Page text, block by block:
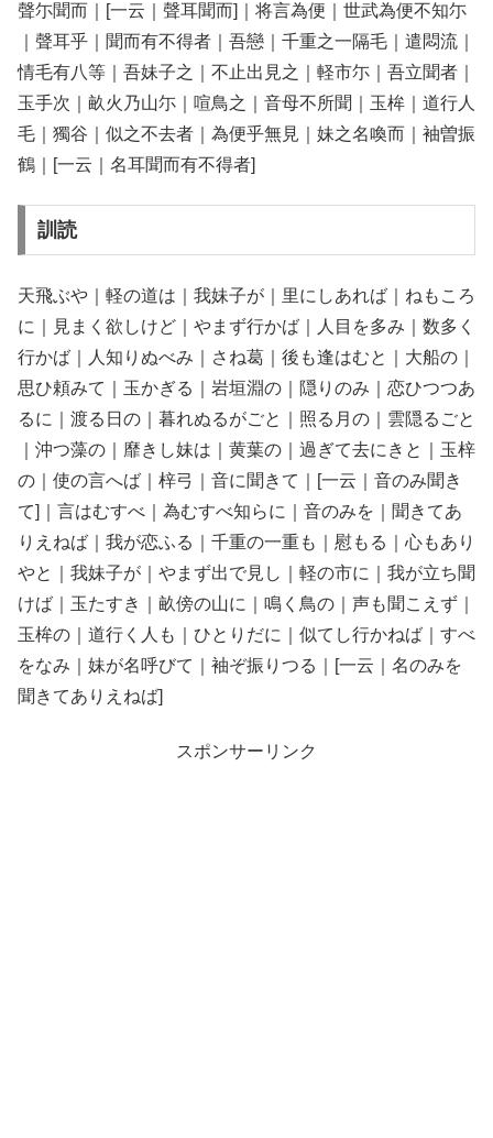
聲尓聞而｜[一云｜聲耳聞而]｜将言為便｜世武為便不知尓
｜聲耳乎｜聞而有不得者｜吾戀｜千重之一隔毛｜遣悶流｜
情毛有八等｜吾妹子之｜不止出見之｜軽市尓｜吾立聞者｜
玉手次｜畝火乃山尓｜喧鳥之｜音母不所聞｜玉桙｜道行人
毛｜獨谷｜似之不去者｜為便乎無見｜妹之名喚而｜袖曽振
鶴｜[一云｜名耳聞而有不得者]
訓読
天飛ぶや｜軽の道は｜我妹子が｜里にしあれば｜ねもころ
に｜見まく欲しけど｜やまず行かば｜人目を多み｜数多く
行かば｜人知りぬべみ｜さね葛｜後も逢はむと｜大船の｜
思ひ頼みて｜玉かぎる｜岩垣淵の｜隠りのみ｜恋ひつつあ
るに｜渡る日の｜暮れぬるがごと｜照る月の｜雲隠るごと
｜沖つ藻の｜靡きし妹は｜黄葉の｜過ぎて去にきと｜玉梓
の｜使の言へば｜梓弓｜音に聞きて｜[一云｜音のみ聞き
て]｜言はむすべ｜為むすべ知らに｜音のみを｜聞きてあ
りえねば｜我が恋ふる｜千重の一重も｜慰もる｜心もあり
やと｜我妹子が｜やまず出で見し｜軽の市に｜我が立ち聞
けば｜玉たすき｜畝傍の山に｜鳴く鳥の｜声も聞こえず｜
玉桙の｜道行く人も｜ひとりだに｜似てし行かねば｜すべ
をなみ｜妹が名呼びて｜袖ぞ振りつる｜[一云｜名のみを
聞きてありえねば]
スポンサーリンク